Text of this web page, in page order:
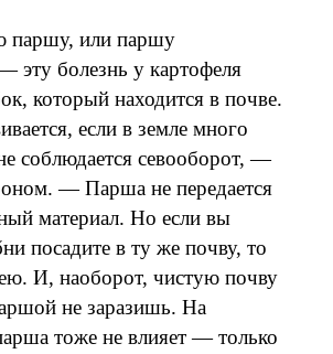
паршу, или паршу
болезнь у картофеля
который находится в почве.
если в земле много
соблюдается севооборот, —
— Парша не передается
материал. Но если вы
посадите в ту же почву, то
ею. И, наоборот, чистую почву
не заразишь. На
тоже не влияет — только